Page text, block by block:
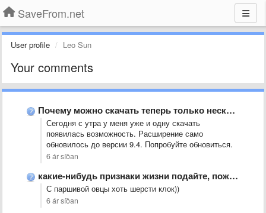
SaveFrom.net
User profile Leo Sun
Your comments
Почему можно скачать теперь только несколько фотографий в одном посте, …
Сегодня с утра у меня уже и одну скачать
появилась возможность. Расширение само
обновилось до версии 9.4. Попробуйте обновиться.
6 ár síðan
какие-нибудь признаки жизни подайте, пожалуйста. когда загрузка в инсте заработает?
С паршивой овцы хоть шерсти клок))
6 ár síðan